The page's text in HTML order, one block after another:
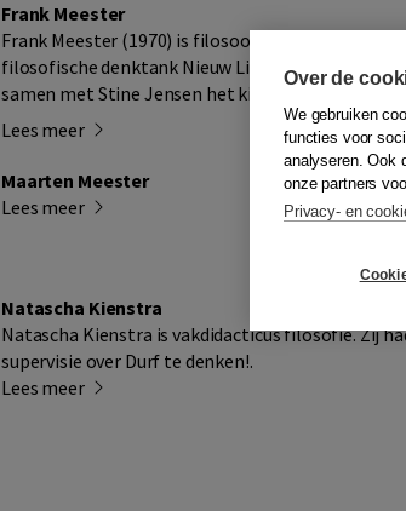
Frank Meester
Frank Meester (1970) is filosoof, schrijver en
filosofische denktank Nieuw Licht. Hij schreef
samen met Stine Jensen het kinderboek Hoe voed
Lees meer
Maarten Meester
Lees meer
Natascha Kienstra
Natascha Kienstra is vakdidacticus filosofie. Zij
supervisie over Durf te denken!.
Lees meer
Over de
We gebruiken
functies voor
analyseren. Ook
onze partners
Privacy- en